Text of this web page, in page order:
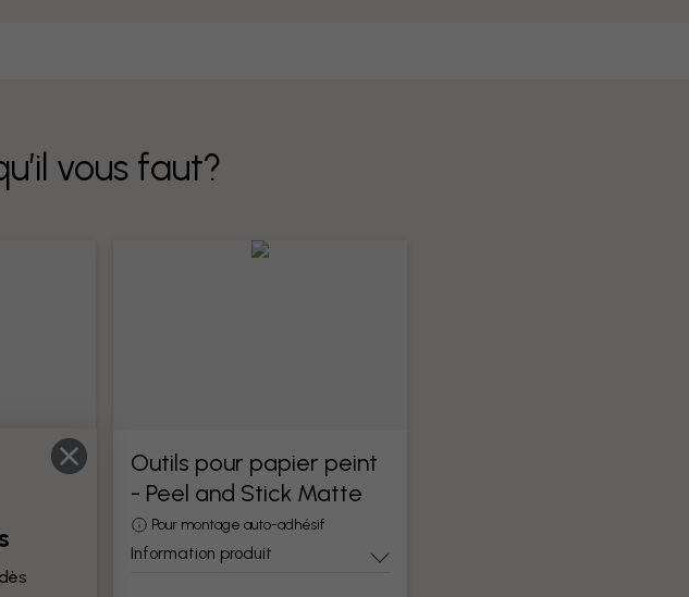
vous faut?
peint
Outils pour papier peint
- Peel and Stick Matte
Pour montage auto-adhésif
Information produit